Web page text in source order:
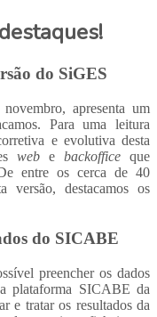
do SiGES
apresenta um
Para uma leitura
e evolutiva desta
webe backofficeque
entre os cerca de 40
versão, destacamos os
do SICABE
preencher os dados
plataforma SICABE da
e tratar os resultados da